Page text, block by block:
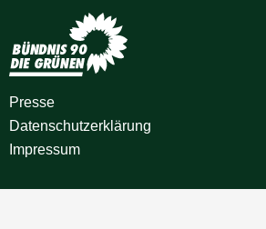
Presse
Datenschutz­erklärung
Impressum